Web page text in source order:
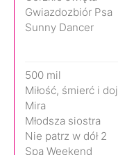
Gwiazdozbiór Psa
Sunny Dancer
500 mil
Miłość, śmierć i
Mira
Młodsza siostra
Nie patrz w dół 2
Spa Weekend